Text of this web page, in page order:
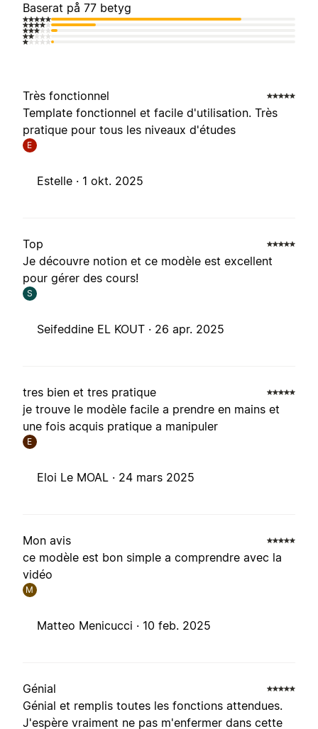
Baserat på 77 betyg
Très fonctionnel
Template fonctionnel et facile d'utilisation. Très
pratique pour tous les niveaux d'études
E
Estelle · 1 okt. 2025
Top
Je découvre notion et ce modèle est excellent
pour gérer des cours!
S
Seifeddine EL KOUT · 26 apr. 2025
tres bien et tres pratique
je trouve le modèle facile a prendre en mains et
une fois acquis pratique a manipuler
E
Eloi Le MOAL · 24 mars 2025
Mon avis
ce modèle est bon simple a comprendre avec la
vidéo
M
Matteo Menicucci · 10 feb. 2025
Génial
Génial et remplis toutes les fonctions attendues.
J'espère vraiment ne pas m'enfermer dans cette